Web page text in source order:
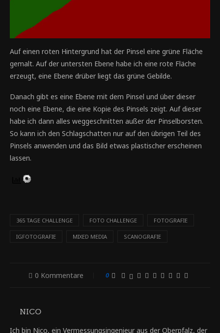
Auf einen roten Hintergrund hat der Pinsel eine grüne Fläche
gemalt. Auf der untersten Ebene habe ich eine rote Fläche
erzeugt, eine Ebene drüber liegt das grüne Gebilde.
Danach gibt es eine Ebene mit dem Pinsel und über dieser
noch eine Ebene, die eine Kopie des Pinsels zeigt. Auf dieser
habe ich dann alles weggeschnitten außer der Pinselborsten.
So kann ich den Schlagschatten nur auf den übrigen Teil des
Pinsels anwenden und das Bild etwas plastischer erscheinen
lassen.
365 TAGE CHALLENGE FOTO CHALLENGE FOTOGRAFIE
IGFOTOGRAFIE MIXED MEDIA SCANOGRAFIE
0 Kommentare 0
NICO
Ich bin Nico, ein Vermessungsingenieur aus der Oberpfalz, der